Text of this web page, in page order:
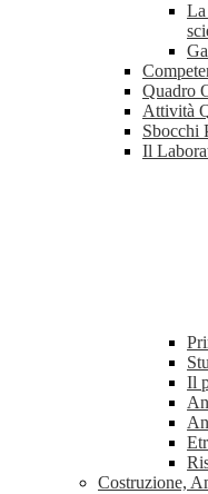
La
Quadro
Attività
Sbocchi
Il
Il
Costruzione,